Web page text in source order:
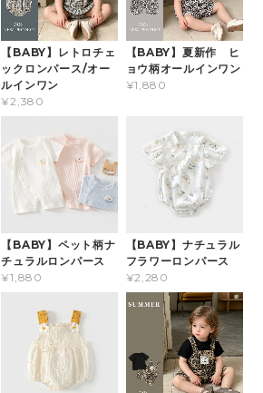
【BABY】レトロチェ
ックロンパース/オー
ルインワン
¥2,380
【BABY】夏新作 ヒ
ョウ柄オールインワン
¥1,880
【BABY】ペット柄ナ
チュラルロンパース
¥1,880
【BABY】ナチュラル
フラワーロンパース
¥2,280